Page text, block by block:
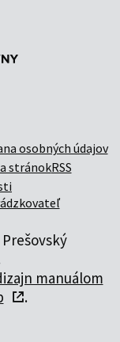
osobných údajov
stránokRSS
manuálom
.